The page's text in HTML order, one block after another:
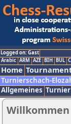
Logged on: Gast
Arabic ARM AZE BIH BUL
Home
Turnierschach-
Allgemeines
Willkommen